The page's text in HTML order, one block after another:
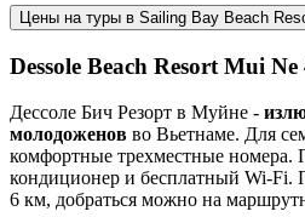
Цены на туры в Sailing Bay Beach
Dessole Beach Resort Mui Ne
Дессоле Бич Резорт в Муйне -
молодоженов во Вьетнаме. Для
комфортные трехместные номера.
кондиционер и бесплатный Wi-Fi.
6 км, добраться можно на